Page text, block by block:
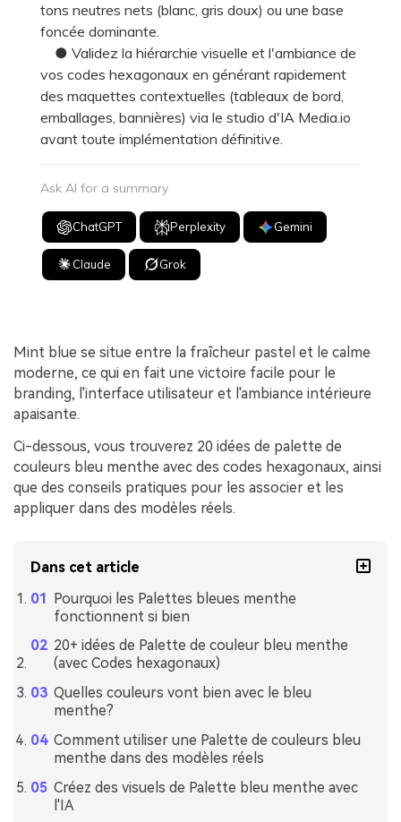
tons neutres nets (blanc, gris doux) ou une base
foncée dominante.
● Validez la hiérarchie visuelle et l'ambiance de
vos codes hexagonaux en générant rapidement
des maquettes contextuelles (tableaux de bord,
emballages, bannières) via le studio d'IA Media.io
avant toute implémentation définitive.
Ask AI for a summary
ChatGPT Perplexity Gemini
Claude Grok
Mint blue se situe entre la fraîcheur pastel et le calme
moderne, ce qui en fait une victoire facile pour le
branding, l'interface utilisateur et l'ambiance intérieure
apaisante.
Ci-dessous, vous trouverez 20 idées de palette de
couleurs bleu menthe avec des codes hexagonaux, ainsi
que des conseils pratiques pour les associer et les
appliquer dans des modèles réels.
Dans cet article
Pourquoi les Palettes bleues menthe
fonctionnent si bien
20+ idées de Palette de couleur bleu menthe
(avec Codes hexagonaux)
Quelles couleurs vont bien avec le bleu
menthe?
Comment utiliser une Palette de couleurs bleu
menthe dans des modèles réels
Créez des visuels de Palette bleu menthe avec
l'IA